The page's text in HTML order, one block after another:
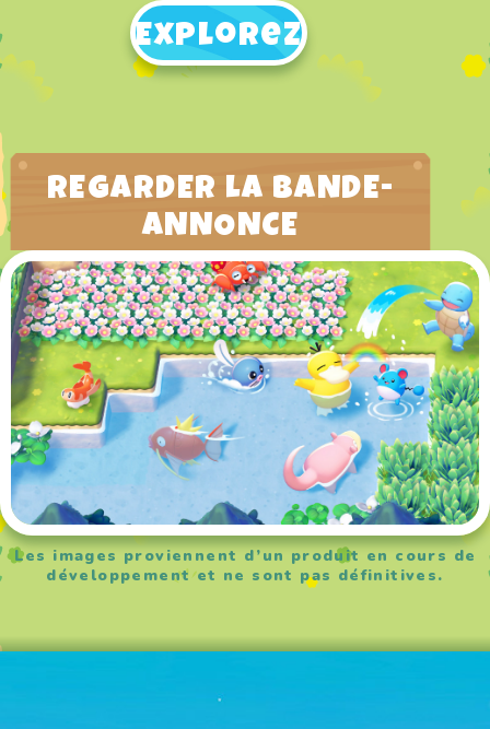
Explorez
REGARDER LA BANDE-
ANNONCE
Les images proviennent d’un produit en cours de
développement et ne sont pas définitives.